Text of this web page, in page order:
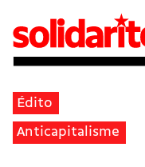
Édito
Anticapitalisme